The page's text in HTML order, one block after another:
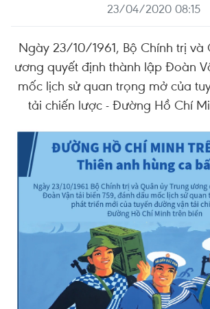
23/04/2020 08:15
Ngày 23/10/1961, Bộ Chính trị và
ương quyết định thành lập Đoàn
mốc lịch sử quan trọng mở của
tải chiến lược - Đường Hồ Chí